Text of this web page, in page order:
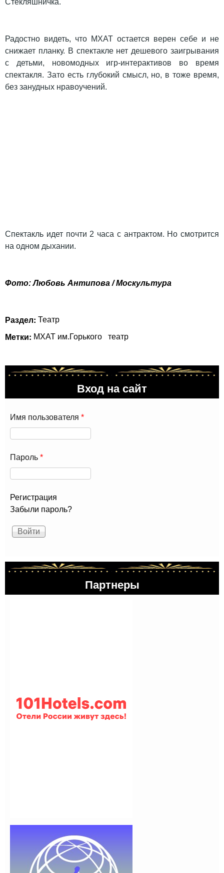
Стекляшничка.
Радостно видеть, что МХАТ остается верен себе и не
снижает планку. В спектакле нет дешевого заигрывания
с детьми, новомодных игр-интерактивов во время
спектакля. Зато есть глубокий смысл, но, в тоже время,
без занудных нравоучений.
Спектакль идет почти 2 часа с антрактом. Но смотрится
на одном дыхании.
Фото: Любовь Антипова / Москультура
Раздел: Театр
Метки: МХАТ им.Горького театр
Вход на сайт
Имя пользователя *
Пароль *
Регистрация
Забыли пароль?
Партнеры